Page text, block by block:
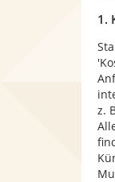
1.
z.